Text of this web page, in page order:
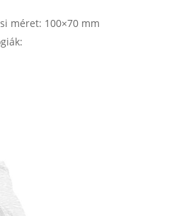
méret: 100×70 mm